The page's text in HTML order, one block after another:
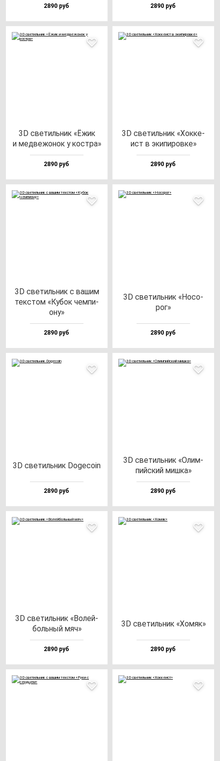
2890 руб 2890 руб
3D све­тиль­ник «Ёжик
и мед­ве­жо­нок у кос­тра»
2890 руб
3D све­тиль­ник «Хок­ке­
ист в эки­пи­ров­ке»
2890 руб
3D све­тиль­ник с ва­шим
тек­стом «Кубок чем­пи­
ону»
2890 руб
3D све­тиль­ник «Носо­
рог»
2890 руб
3D све­тиль­ник Doge­co­in
2890 руб
3D све­тиль­ник «Олим­
пий­ский миш­ка»
2890 руб
3D све­тиль­ник «Волей­
боль­ный мяч»
2890 руб
3D све­тиль­ник «Хомяк»
2890 руб